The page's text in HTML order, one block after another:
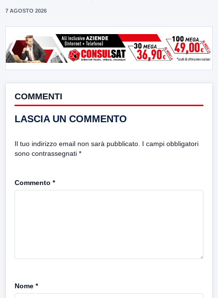
7 AGOSTO 2026
COMMENTI
LASCIA UN COMMENTO
Il tuo indirizzo email non sarà pubblicato. I campi obbligatori
sono contrassegnati *
Commento *
Nome *